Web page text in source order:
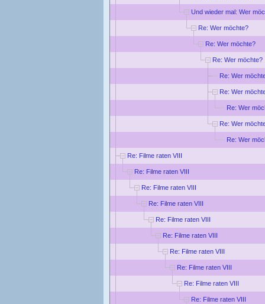
Und wieder mal: Wer
Re: Wer möchte?
Re: Wer möchte?
Re: Wer möchte?
Re: Wer
Re: Wer
Re: Wer
Re: Wer
Re: Wer
Re: Filme raten VIII
Re: Filme raten VIII
Re: Filme raten VIII
Re: Filme raten VIII
Re: Filme raten VIII
Re: Filme raten VIII
Re: Filme raten VIII
Re: Filme raten VIII
Re: Filme raten VIII
Re: Filme raten VIII